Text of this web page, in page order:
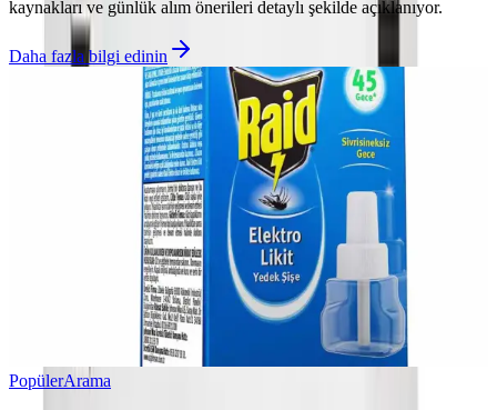
kaynakları ve günlük alım önerileri detaylı şekilde açıklanıyor.
Daha fazla bilgi edinin
PopülerArama